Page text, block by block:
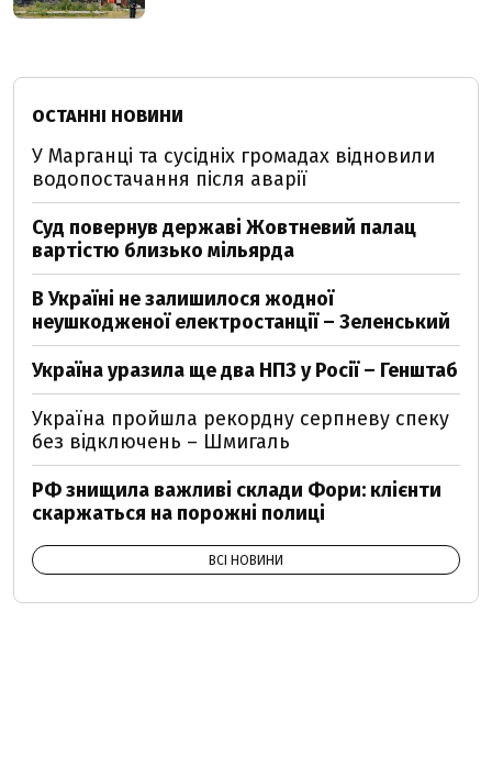
ОСТАННІ НОВИНИ
У Марганці та сусідніх громадах відновили
водопостачання після аварії
Суд повернув державі Жовтневий палац
вартістю близько мільярда
В Україні не залишилося жодної
неушкодженої електростанції – Зеленський
Україна уразила ще два НПЗ у Росії – Генштаб
Україна пройшла рекордну серпневу спеку
без відключень – Шмигаль
РФ знищила важливі склади Фори: клієнти
скаржаться на порожні полиці
ВСІ НОВИНИ